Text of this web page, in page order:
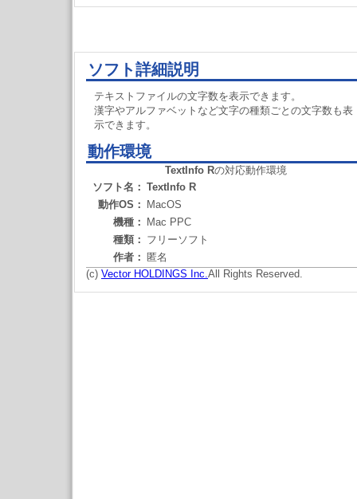
ソフト詳細説明
テキストファイルの文字数を表示できます。
漢字やアルファベットなど文字の種類ごとの文字数も表
示できます。
動作環境
TextInfo Rの対応動作環境
ソフト名： TextInfo R
動作OS：
MacOS
機種：
Mac PPC
種類： フリーソフト
作者：
匿名
(c) Vector HOLDINGS Inc.All Rights Reserved.